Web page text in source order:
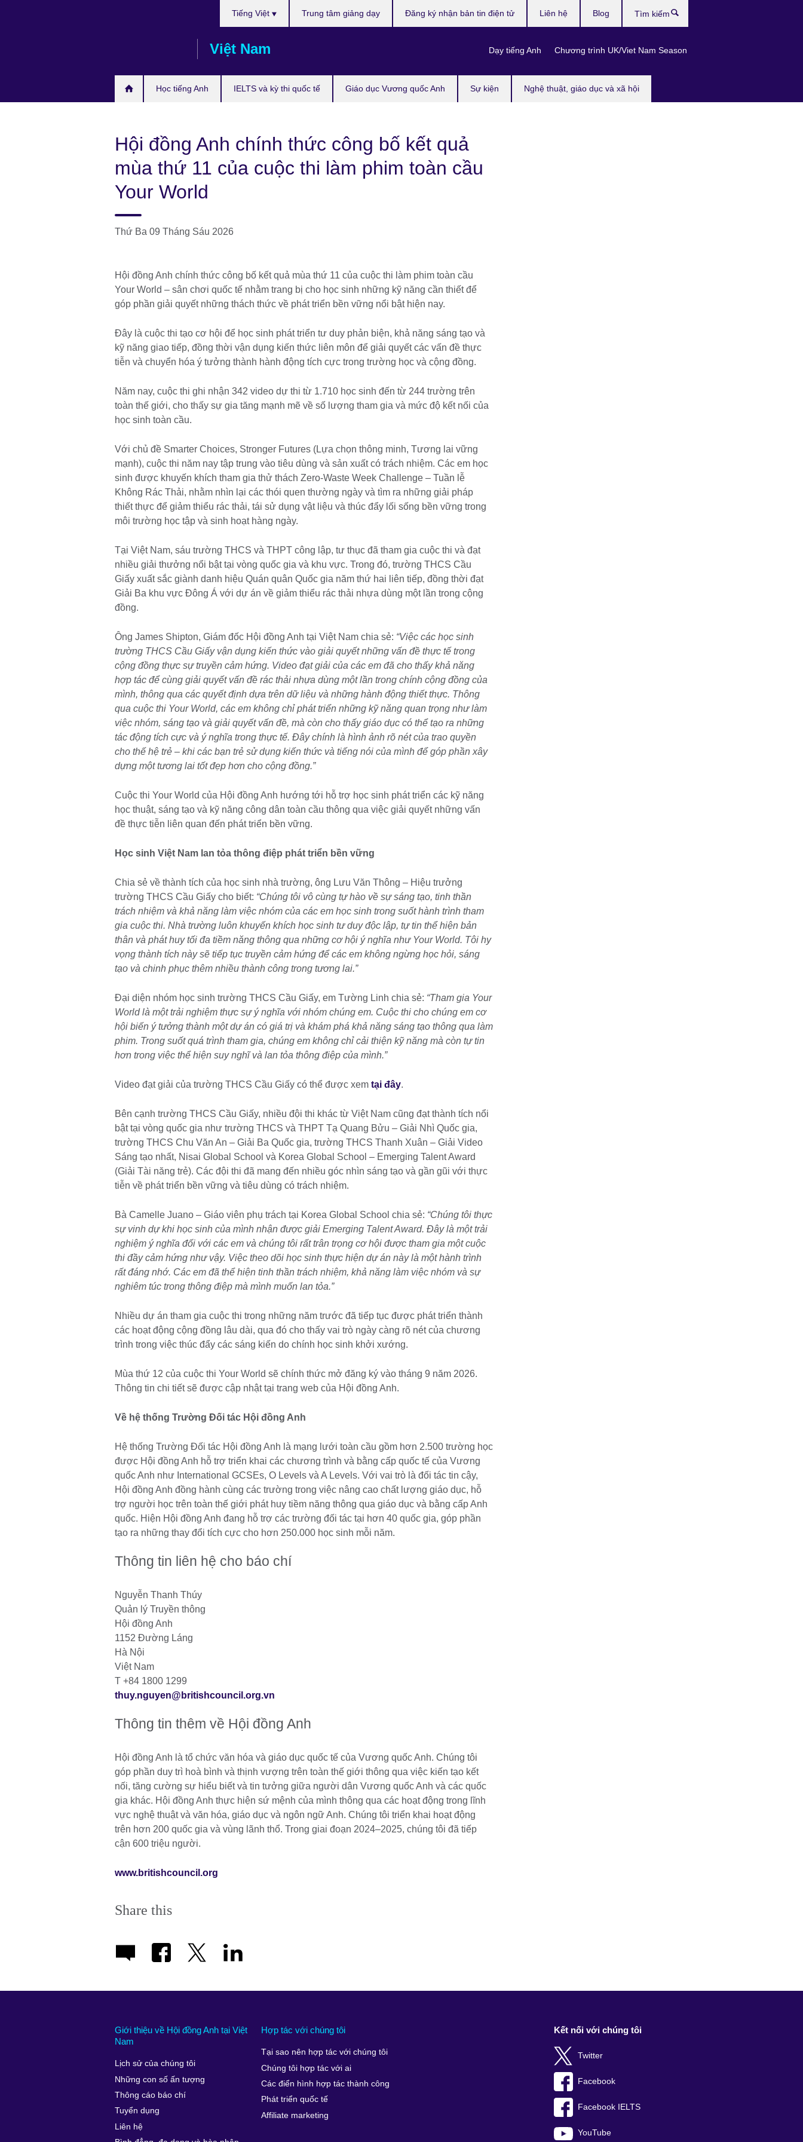
Việt Nam
Học tiếng Anh IELTS và kỳ thi quốc tế Giáo dục Vương quốc Anh Sự kiện Nghệ thuật, giáo dục và xã hội
Tiếng Việt
Dạy tiếng Anh Chương trình UK/Viet Nam Season
Trung tâm giảng dạy Đăng ký nhận bản tin điện tử Liên hệ Blog
kiếm
Hội đồng Anh chính thức công bố kết quả
mùa thứ 11 của cuộc thi làm phim toàn cầu
Your World
Thứ Ba 09 Tháng Sáu 2026
Hội đồng Anh chính thức công bố kết quả mùa thứ 11 của cuộc thi làm phim toàn cầu
Your World – sân chơi quốc tế nhằm trang bị cho học sinh những kỹ năng cần thiết để
góp phần giải quyết những thách thức về phát triển bền vững nổi bật hiện nay.
Đây là cuộc thi tạo cơ hội để học sinh phát triển tư duy phản biện, khả năng sáng tạo và
kỹ năng giao tiếp, đồng thời vận dụng kiến thức liên môn để giải quyết các vấn đề thực
tiễn và chuyển hóa ý tưởng thành hành động tích cực trong trường học và cộng đồng.
Năm nay, cuộc thi ghi nhận 342 video dự thi từ 1.710 học sinh đến từ 244 trường trên
toàn thế giới, cho thấy sự gia tăng mạnh mẽ về số lượng tham gia và mức độ kết nối của
học sinh toàn cầu.
Với chủ đề Smarter Choices, Stronger Futures (Lựa chọn thông minh, Tương lai vững
mạnh), cuộc thi năm nay tập trung vào tiêu dùng và sản xuất có trách nhiệm. Các em học
sinh được khuyến khích tham gia thử thách Zero-Waste Week Challenge – Tuần lễ
Không Rác Thải, nhằm nhìn lại các thói quen thường ngày và tìm ra những giải pháp
thiết thực để giảm thiểu rác thải, tái sử dụng vật liệu và thúc đẩy lối sống bền vững trong
môi trường học tập và sinh hoạt hàng ngày.
Tại Việt Nam, sáu trường THCS và THPT công lập, tư thục đã tham gia cuộc thi và đạt
nhiều giải thưởng nổi bật tại vòng quốc gia và khu vực. Trong đó, trường THCS Cầu
Giấy xuất sắc giành danh hiệu Quán quân Quốc gia năm thứ hai liên tiếp, đồng thời đạt
Giải Ba khu vực Đông Á với dự án về giảm thiểu rác thải nhựa dùng một lần trong cộng
đồng.
Ông James Shipton, Giám đốc Hội đồng Anh tại Việt Nam chia sẻ: “Việc các học sinh
trường THCS Cầu Giấy vận dụng kiến thức vào giải quyết những vấn đề thực tế trong
cộng đồng thực sự truyền cảm hứng. Video đạt giải của các em đã cho thấy khả năng
hợp tác để cùng giải quyết vấn đề rác thải nhựa dùng một lần trong chính cộng đồng của
mình, thông qua các quyết định dựa trên dữ liệu và những hành động thiết thực. Thông
qua cuộc thi Your World, các em không chỉ phát triển những kỹ năng quan trọng như làm
việc nhóm, sáng tạo và giải quyết vấn đề, mà còn cho thấy giáo dục có thể tạo ra những
tác động tích cực và ý nghĩa trong thực tế. Đây chính là hình ảnh rõ nét của trao quyền
cho thế hệ trẻ – khi các bạn trẻ sử dụng kiến thức và tiếng nói của mình để góp phần xây
dựng một tương lai tốt đẹp hơn cho cộng đồng.”
Cuộc thi Your World của Hội đồng Anh hướng tới hỗ trợ học sinh phát triển các kỹ năng
học thuật, sáng tạo và kỹ năng công dân toàn cầu thông qua việc giải quyết những vấn
đề thực tiễn liên quan đến phát triển bền vững.
Học sinh Việt Nam lan tỏa thông điệp phát triển bền vững
Chia sẻ về thành tích của học sinh nhà trường, ông Lưu Văn Thông – Hiệu trưởng
trường THCS Cầu Giấy cho biết: “Chúng tôi vô cùng tự hào về sự sáng tạo, tinh thần
trách nhiệm và khả năng làm việc nhóm của các em học sinh trong suốt hành trình tham
gia cuộc thi. Nhà trường luôn khuyến khích học sinh tư duy độc lập, tự tin thể hiện bản
thân và phát huy tối đa tiềm năng thông qua những cơ hội ý nghĩa như Your World. Tôi hy
vọng thành tích này sẽ tiếp tục truyền cảm hứng để các em không ngừng học hỏi, sáng
tạo và chinh phục thêm nhiều thành công trong tương lai.”
Đại diện nhóm học sinh trường THCS Cầu Giấy, em Tường Linh chia sẻ: “Tham gia Your
World là một trải nghiệm thực sự ý nghĩa với nhóm chúng em. Cuộc thi cho chúng em cơ
hội biến ý tưởng thành một dự án có giá trị và khám phá khả năng sáng tạo thông qua làm
phim. Trong suốt quá trình tham gia, chúng em không chỉ cải thiện kỹ năng mà còn tự tin
hơn trong việc thể hiện suy nghĩ và lan tỏa thông điệp của mình.”
Video đạt giải của trường THCS Cầu Giấy có thể được xem tại đây.
Bên cạnh trường THCS Cầu Giấy, nhiều đội thi khác từ Việt Nam cũng đạt thành tích nổi
bật tại vòng quốc gia như trường THCS và THPT Tạ Quang Bửu – Giải Nhì Quốc gia,
trường THCS Chu Văn An – Giải Ba Quốc gia, trường THCS Thanh Xuân – Giải Video
Sáng tạo nhất, Nisai Global School và Korea Global School – Emerging Talent Award
(Giải Tài năng trẻ). Các đội thi đã mang đến nhiều góc nhìn sáng tạo và gần gũi với thực
tiễn về phát triển bền vững và tiêu dùng có trách nhiệm.
Bà Camelle Juano – Giáo viên phụ trách tại Korea Global School chia sẻ: “Chúng tôi thực
sự vinh dự khi học sinh của mình nhận được giải Emerging Talent Award. Đây là một trải
nghiệm ý nghĩa đối với các em và chúng tôi rất trân trọng cơ hội được tham gia một cuộc
thi đầy cảm hứng như vậy. Việc theo dõi học sinh thực hiện dự án này là một hành trình
rất đáng nhớ. Các em đã thể hiện tinh thần trách nhiệm, khả năng làm việc nhóm và sự
nghiêm túc trong thông điệp mà mình muốn lan tỏa.”
Nhiều dự án tham gia cuộc thi trong những năm trước đã tiếp tục được phát triển thành
các hoạt động cộng đồng lâu dài, qua đó cho thấy vai trò ngày càng rõ nét của chương
trình trong việc thúc đẩy các sáng kiến do chính học sinh khởi xướng.
Mùa thứ 12 của cuộc thi Your World sẽ chính thức mở đăng ký vào tháng 9 năm 2026.
Thông tin chi tiết sẽ được cập nhật tại trang web của Hội đồng Anh.
Về hệ thống Trường Đối tác Hội đồng Anh
Hệ thống Trường Đối tác Hội đồng Anh là mạng lưới toàn cầu gồm hơn 2.500 trường học
được Hội đồng Anh hỗ trợ triển khai các chương trình và bằng cấp quốc tế của Vương
quốc Anh như International GCSEs, O Levels và A Levels. Với vai trò là đối tác tin cậy,
Hội đồng Anh đồng hành cùng các trường trong việc nâng cao chất lượng giáo dục, hỗ
trợ người học trên toàn thế giới phát huy tiềm năng thông qua giáo dục và bằng cấp Anh
quốc. Hiện Hội đồng Anh đang hỗ trợ các trường đối tác tại hơn 40 quốc gia, góp phần
tạo ra những thay đổi tích cực cho hơn 250.000 học sinh mỗi năm.
Thông tin liên hệ cho báo chí
Nguyễn Thanh Thúy
Quản lý Truyền thông
Hội đồng Anh
1152 Đường Láng
Hà Nội
Việt Nam
T +84 1800 1299
thuy.nguyen@britishcouncil.org.vn
Thông tin thêm về Hội đồng Anh
Hội đồng Anh là tổ chức văn hóa và giáo dục quốc tế của Vương quốc Anh. Chúng tôi
góp phần duy trì hoà bình và thịnh vượng trên toàn thế giới thông qua việc kiến tạo kết
nối, tăng cường sự hiểu biết và tin tưởng giữa người dân Vương quốc Anh và các quốc
gia khác. Hội đồng Anh thực hiện sứ mệnh của mình thông qua các hoạt động trong lĩnh
vực nghệ thuật và văn hóa, giáo dục và ngôn ngữ Anh. Chúng tôi triển khai hoạt động
trên hơn 200 quốc gia và vùng lãnh thổ. Trong giai đoạn 2024–2025, chúng tôi đã tiếp
cận 600 triệu người.
www.britishcouncil.org
Share this
Giới thiệu về Hội đồng Anh tại Việt
Nam
Lịch sử của chúng tôi
Những con số ấn tượng
Thông cáo báo chí
Tuyển dụng
Liên hệ
Hợp tác với chúng tôi
Tại sao nên hợp tác với chúng tôi
Chúng tôi hợp tác với ai
Các điển hình hợp tác thành công
Phát triển quốc tế
Affiliate marketing
Kết nối với chúng tôi
Twitter
Facebook
Facebook IELTS
YouTube